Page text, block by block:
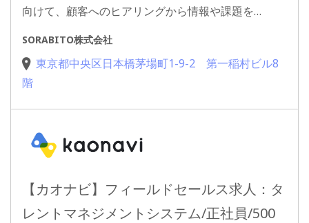
向けて、顧客へのヒアリングから情報や課題を…
SORABITO株式会社
東京都中央区日本橋茅場町1-9-2 第一稲村ビル8
階
【カオナビ】フィールドセールス求人：タ
レントマネジメントシステム/正社員/500